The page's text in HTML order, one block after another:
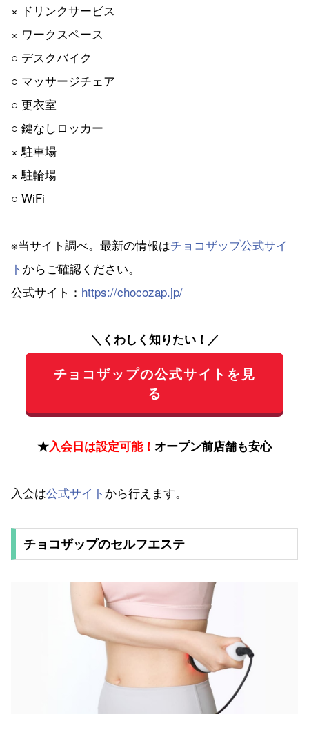
× ドリンクサービス
× ワークスペース
○ デスクバイク
○ マッサージチェア
○ 更衣室
○ 鍵なしロッカー
× 駐車場
× 駐輪場
○ WiFi
※当サイト調べ。最新の情報はチョコザップ公式サイ
ト からご確認ください。
公式サイト： https://chocozap.jp/
＼くわしく知りたい！／
チョコザップの公式サイトを見
る
★入会日は設定可能！ オープン前店舗も安心
入会は公式サイト から行えます。
チョコザップのセルフエステ